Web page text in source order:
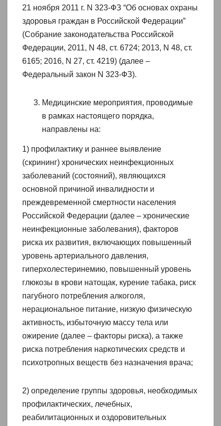
21 ноября 2011 г. N 323-ФЗ “Об основах охраны
здоровья граждан в Российской Федерации”
(Собрание законодательства Российской
Федерации, 2011, N 48, ст. 6724; 2013, N 48, ст.
6165; 2016, N 27, ст. 4219) (далее –
Федеральный закон N 323-ФЗ).
Медицинские мероприятия, проводимые
в рамках настоящего порядка,
направлены на:
1) профилактику и раннее выявление
(скрининг) хронических неинфекционных
заболеваний (состояний), являющихся
основной причиной инвалидности и
преждевременной смертности населения
Российской Федерации (далее – хронические
неинфекционные заболевания), факторов
риска их развития, включающих повышенный
уровень артериального давления,
гиперхолестеринемию, повышенный уровень
глюкозы в крови натощак, курение табака, риск
пагубного потребления алкоголя,
нерациональное питание, низкую физическую
активность, избыточную массу тела или
ожирение (далее – факторы риска), а также
риска потребления наркотических средств и
психотропных веществ без назначения врача;
2) определение группы здоровья, необходимых
профилактических, лечебных,
реабилитационных и оздоровительных